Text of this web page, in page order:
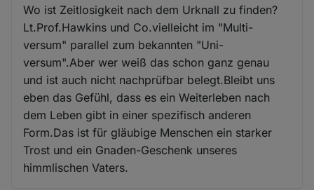
Wo ist Zeitlosigkeit nach dem Urknall zu finden?
Lt.Prof.Hawkins und Co.vielleicht im "Multi-
versum" parallel zum bekannten "Uni-
versum".Aber wer weiß das schon ganz genau
und ist auch nicht nachprüfbar belegt.Bleibt uns
eben das Gefühl, dass es ein Weiterleben nach
dem Leben gibt in einer spezifisch anderen
Form.Das ist für gläubige Menschen ein starker
Trost und ein Gnaden-Geschenk unseres
himmlischen Vaters.